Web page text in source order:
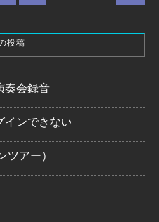
投稿
会録音
ンできない
アー）